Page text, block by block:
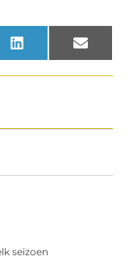
LinkedIn Email
seizoen